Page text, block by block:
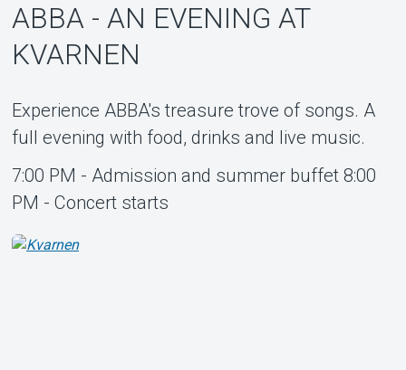
ABBA - AN EVENING AT
KVARNEN
Experience ABBA's treasure trove of songs. A
full evening with food, drinks and live music.
7:00 PM - Admission and summer buffet 8:00
PM - Concert starts